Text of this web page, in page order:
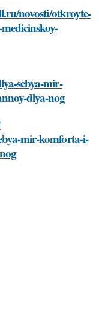
novosti/otkroyte-
sebya-mir-
dlya-nog
mir-komforta-i-